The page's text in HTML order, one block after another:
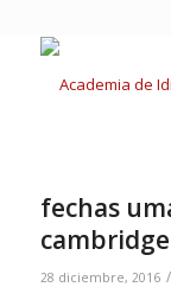
fechas
28 diciembre, 2016 /